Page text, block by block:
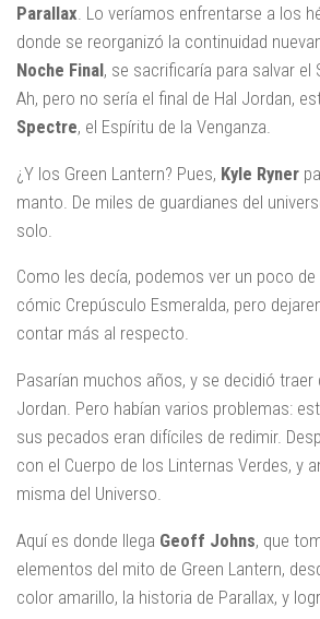
Parallax . Lo veríamos enfrentarse a los
donde se reorganizó la continuidad
Noche Final, se sacrificaría para salvar el
Ah, pero no sería el final de Hal Jordan,
Spectre, el Espíritu de la Venganza.
¿Y los Green Lantern? Pues, Kyle Ryner
manto. De miles de guardianes del
solo.
Como les decía, podemos ver un poco
cómic Crepúsculo Esmeralda, pero
contar más al respecto.
Pasarían muchos años, y se decidió traer
Jordan. Pero habían varios problemas:
sus pecados eran difíciles de redimir.
con el Cuerpo de los Linternas Verdes, y
misma del Universo.
Aquí es donde llega Geoff Johns, que
elementos del mito de Green Lantern,
color amarillo, la historia de Parallax, y